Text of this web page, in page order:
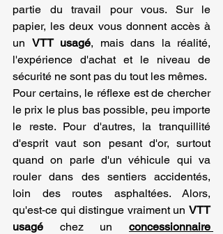
partie du travail pour vous. Sur le
papier, les deux vous donnent accès à
un VTT usagé, mais dans la réalité,
l'expérience d'achat et le niveau de
sécurité ne sont pas du tout les mêmes.
Pour certains, le réflexe est de chercher
le prix le plus bas possible, peu importe
le reste. Pour d'autres, la tranquillité
d'esprit vaut son pesant d'or, surtout
quand on parle d'un véhicule qui va
rouler dans des sentiers accidentés,
loin des routes asphaltées. Alors,
qu'est‑ce qui distingue vraiment un VTT
usagé chez un
concessionnaire